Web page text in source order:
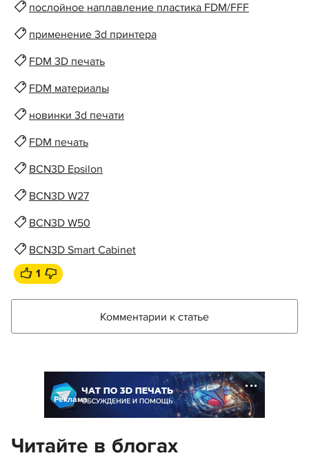
послойное наплавление пластика FDM/FFF
применение 3d принтера
FDM 3D печать
FDM материалы
новинки 3d печати
FDM печать
BCN3D Epsilon
BCN3D W27
BCN3D W50
BCN3D Smart Cabinet
1
Комментарии к статье
Реклама
Читайте в блогах